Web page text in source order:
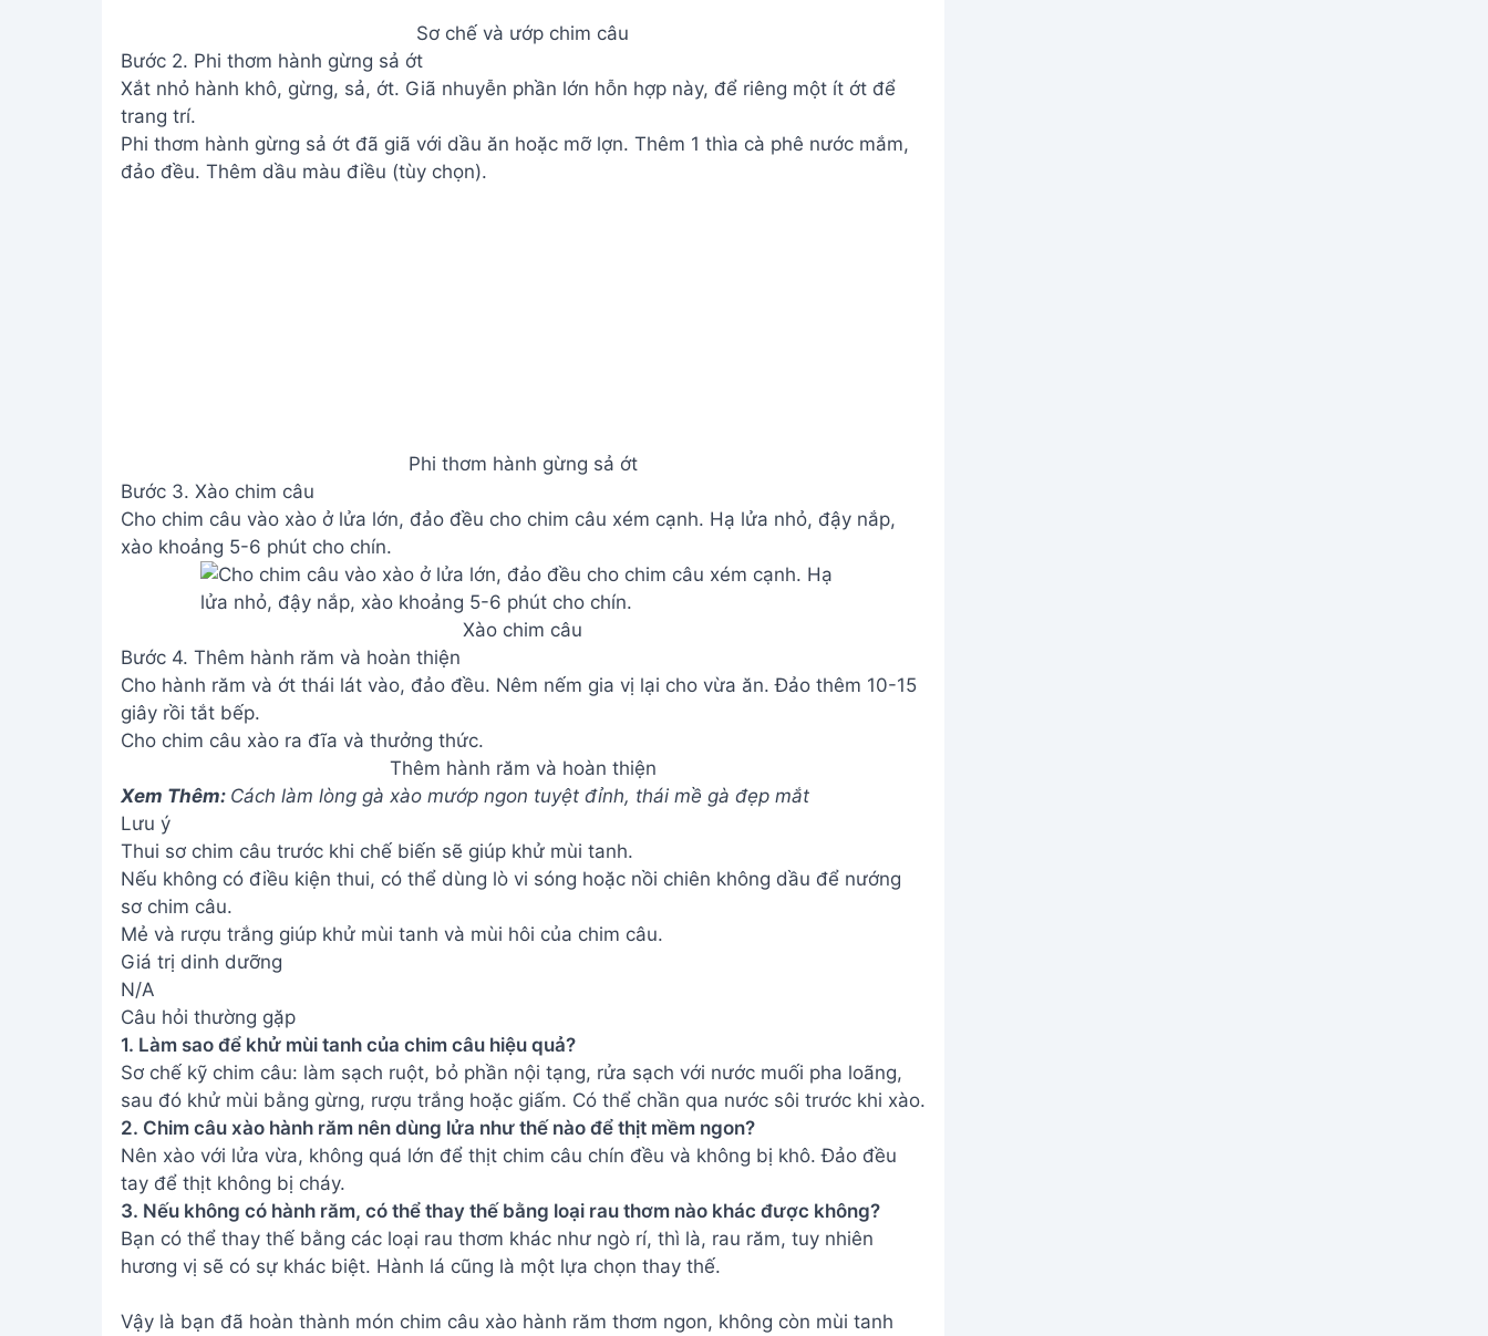
Sơ chế và ướp chim câu
Bước 2. Phi thơm hành gừng sả ớt
Xắt nhỏ hành khô, gừng, sả, ớt. Giã nhuyễn phần lớn hỗn hợp này, để riêng một ít ớt để
trang trí.
Phi thơm hành gừng sả ớt đã giã với dầu ăn hoặc mỡ lợn. Thêm 1 thìa cà phê nước mắm,
đảo đều. Thêm dầu màu điều (tùy chọn).
Phi thơm hành gừng sả ớt
Bước 3. Xào chim câu
Cho chim câu vào xào ở lửa lớn, đảo đều cho chim câu xém cạnh. Hạ lửa nhỏ, đậy nắp,
xào khoảng 5-6 phút cho chín.
Xào chim câu
Bước 4. Thêm hành răm và hoàn thiện
Cho hành răm và ớt thái lát vào, đảo đều. Nêm nếm gia vị lại cho vừa ăn. Đảo thêm 10-15
giây rồi tắt bếp.
Cho chim câu xào ra đĩa và thưởng thức.
Thêm hành răm và hoàn thiện
Xem Thêm: Cách làm lòng gà xào mướp ngon tuyệt đỉnh, thái mề gà đẹp mắt
Lưu ý
Thui sơ chim câu trước khi chế biến sẽ giúp khử mùi tanh.
Nếu không có điều kiện thui, có thể dùng lò vi sóng hoặc nồi chiên không dầu để nướng
sơ chim câu.
Mẻ và rượu trắng giúp khử mùi tanh và mùi hôi của chim câu.
Giá trị dinh dưỡng
N/A
Câu hỏi thường gặp
1. Làm sao để khử mùi tanh của chim câu hiệu quả?
Sơ chế kỹ chim câu: làm sạch ruột, bỏ phần nội tạng, rửa sạch với nước muối pha loãng,
sau đó khử mùi bằng gừng, rượu trắng hoặc giấm. Có thể chần qua nước sôi trước khi xào.
2. Chim câu xào hành răm nên dùng lửa như thế nào để thịt mềm ngon?
Nên xào với lửa vừa, không quá lớn để thịt chim câu chín đều và không bị khô. Đảo đều
tay để thịt không bị cháy.
3. Nếu không có hành răm, có thể thay thế bằng loại rau thơm nào khác được không?
Bạn có thể thay thế bằng các loại rau thơm khác như ngò rí, thì là, rau răm, tuy nhiên
hương vị sẽ có sự khác biệt. Hành lá cũng là một lựa chọn thay thế.
Vậy là bạn đã hoàn thành món chim câu xào hành răm thơm ngon, không còn mùi tanh